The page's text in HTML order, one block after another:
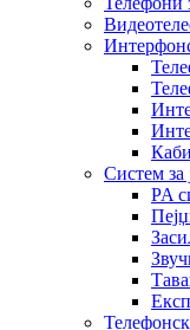
Систем за
PA